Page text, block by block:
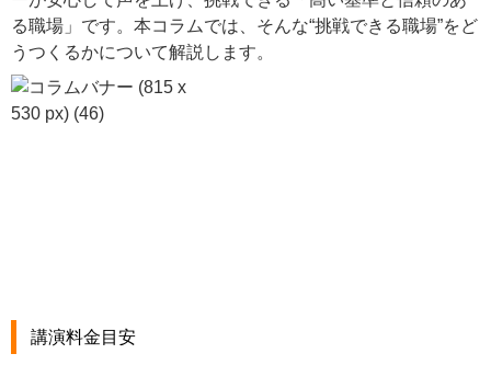
る職場」です。本コラムでは、そんな“挑戦できる職場”をど
うつくるかについて解説します。
講演料金目安